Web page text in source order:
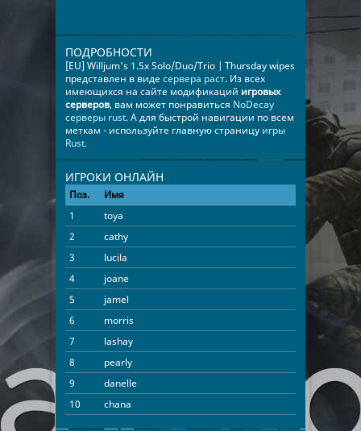
ПОДРОБНОСТИ
[EU] Willjum's 1.5x Solo/Duo/Trio | Thursday wipes
представлен в видесервера раст. Из всех
имеющихся на сайте модификаций игровых
серверов, вам может понравиться NoDecay
серверы rust. А для быстрой навигации по всем
меткам - используйте главную страницу игры
Rust.
ИГРОКИ ОНЛАЙН
Поз. Имя
Время
1
toya
17:51:14
2
cathy
17:33:43
3
lucila
4
joane
16:16:08
5
jamel
13:57:23
6
morris
7
lashay
07:28:53
8
pearly
9
danelle
05:44:52
10
chana
05:41:49
11
arianna
04:21:15